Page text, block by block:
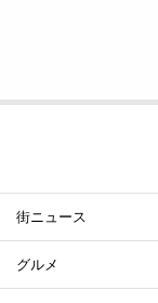
街ニュース
グルメ